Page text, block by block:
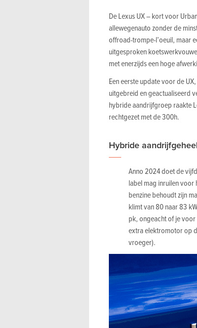
De Lexus UX – kort voor
allewegenauto zonder de
offroad-trompe-l’oeuil, maar
uitgesproken
met enerzijds een hoge
Een eerste update voor de
uitgebreid en geactualiseerd
hybride aandrijfgroep raakte
rechtgezet met de 300h.
Hybride aandrijfgeheel
Anno 2024 doet de
label mag inruilen
benzine behoudt zijn
klimt van 80 naar 83
pk, ongeacht of je
extra elektromotor op
vroeger).